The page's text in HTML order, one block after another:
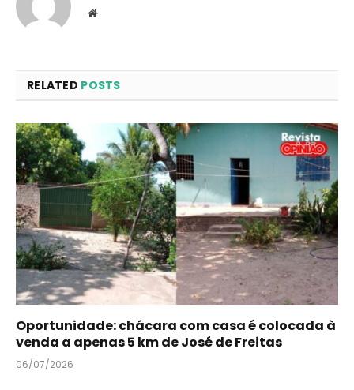
Website
RELATED POSTS
Oportunidade: chácara com casa é colocada à
venda a apenas 5 km de José de Freitas
06/07/2026